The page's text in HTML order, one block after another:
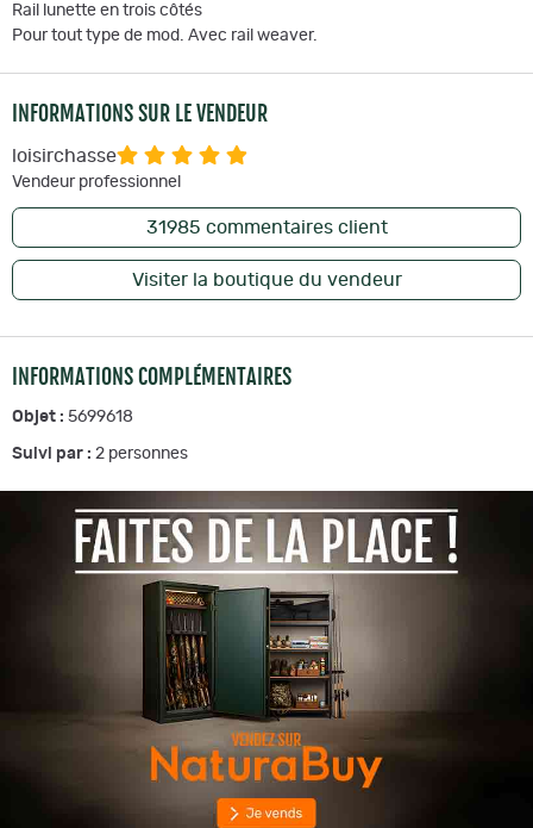
Rail lunette en trois côtés
Pour tout type de mod. Avec rail weaver.
INFORMATIONS SUR LE VENDEUR
loisirchasse
Vendeur professionnel
31985 commentaires client
Visiter la boutique du vendeur
INFORMATIONS COMPLÉMENTAIRES
Objet : 5699618
Suivi par : 2 personnes